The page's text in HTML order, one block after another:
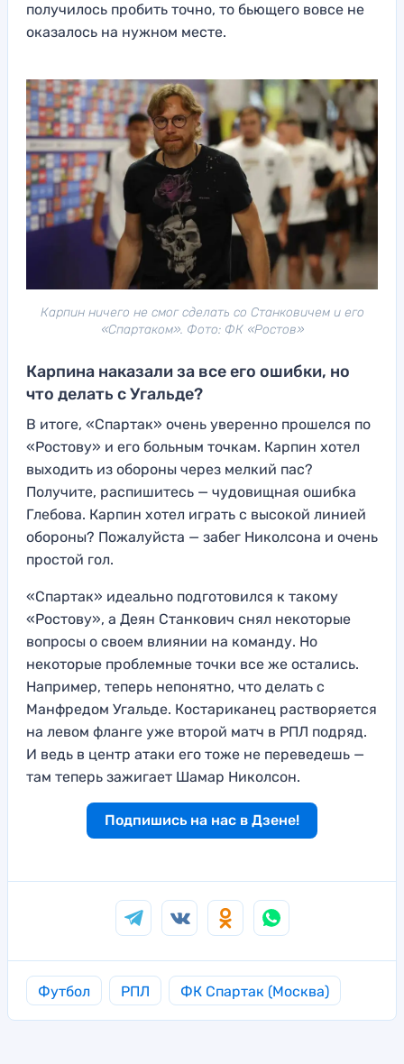
получилось пробить точно, то бьющего вовсе не
оказалось на нужном месте.
Карпин ничего не смог сделать со Станковичем и его
«Спартаком». Фото: ФК «Ростов»
Карпина наказали за все его ошибки, но
что делать с Угальде?
В итоге, «Спартак» очень уверенно прошелся по
«Ростову» и его больным точкам. Карпин хотел
выходить из обороны через мелкий пас?
Получите, распишитесь — чудовищная ошибка
Глебова. Карпин хотел играть с высокой линией
обороны? Пожалуйста — забег Николсона и очень
простой гол.
«Спартак» идеально подготовился к такому
«Ростову», а Деян Станкович снял некоторые
вопросы о своем влиянии на команду. Но
некоторые проблемные точки все же остались.
Например, теперь непонятно, что делать с
Манфредом Угальде. Костариканец растворяется
на левом фланге уже второй матч в РПЛ подряд.
И ведь в центр атаки его тоже не переведешь —
там теперь зажигает Шамар Николсон.
Подпишись на нас в Дзене!
Футбол РПЛ ФК Спартак (Москва)